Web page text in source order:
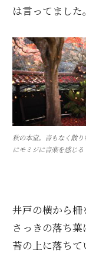
は言ってました。
秋の本堂。音もなく散り
にモミジに音楽を感じる
井戸の横から
さっきの落ち
苔の上に落ち